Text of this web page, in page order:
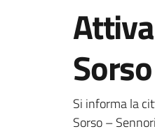
Si informa la
Sorso –